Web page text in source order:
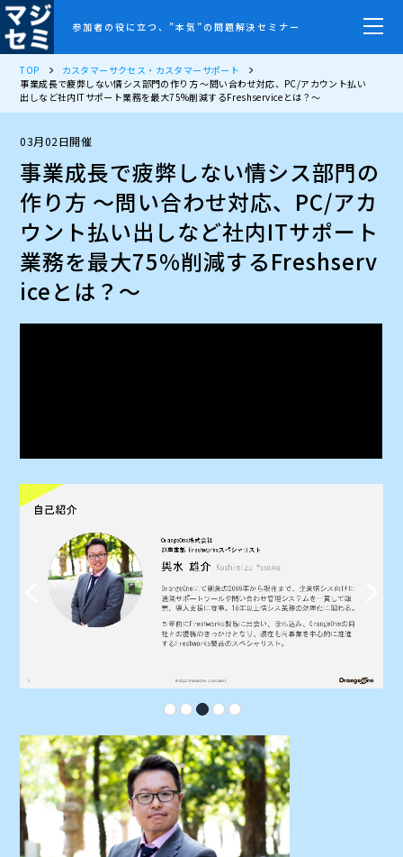
参加者の役に立つ、”本気”の問題解決セミナー
TOP
カスタマーサクセス・カスタマーサポート
事業成長で疲弊しない情シス部門の作り方 ～問い合わせ対応、PC/アカウント払い
出しなど社内ITサポート業務を最大75%削減するFreshserviceとは？～
03月02日開催
事業成長で疲弊しない情シス部門の
作り方 ～問い合わせ対応、PC/アカ
ウント払い出しなど社内ITサポート
業務を最大75%削減するFreshserv
iceとは？～